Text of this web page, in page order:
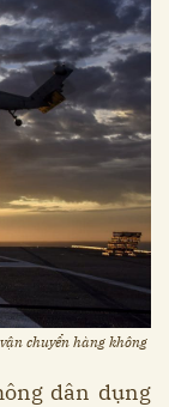
chuyển hàng không
dân dụng